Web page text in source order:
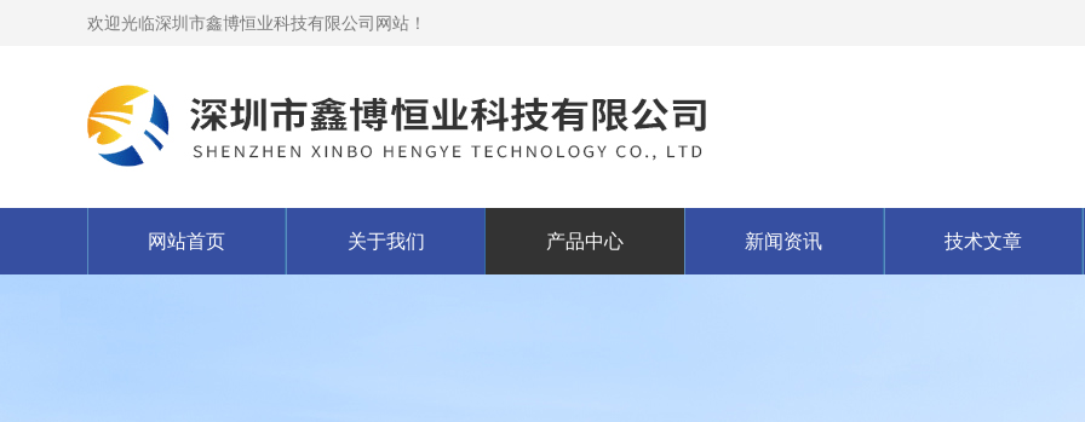
欢迎光临深圳市鑫博恒业科技有限公司网站！
网站首页 关于我们 产品中心 新闻资讯 技术文章